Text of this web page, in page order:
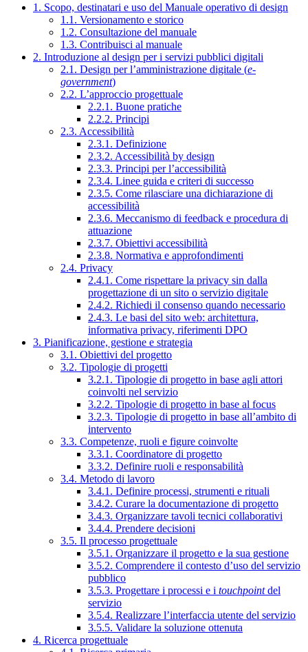
1. Scopo, destinatari e uso del Manuale operativo di design
1.1. Versionamento e storico
1.2. Consultazione del manuale
1.3. Contribuisci al manuale
2. Introduzione al design per i servizi pubblici digitali
2.1. Design per l’amministrazione digitale (e-
government)
2.2. L’approccio progettuale
2.2.1. Buone pratiche
2.2.2. Principi
2.3. Accessibilità
2.3.1. Definizione
2.3.2. Accessibilità by design
2.3.3. Principi per l’accessibilità
2.3.4. Linee guida e criteri di successo
2.3.5. Come rilasciare una dichiarazione di
accessibilità
2.3.6. Meccanismo di feedback e procedura di
attuazione
2.3.7. Obiettivi accessibilità
2.3.8. Normativa e approfondimenti
2.4. Privacy
2.4.1. Come rispettare la privacy sin dalla
progettazione di un sito o servizio digitale
2.4.2. Richiedi il consenso quando necessario
2.4.3. Le basi del sito web: architettura,
informativa privacy, riferimenti DPO
3. Pianificazione, gestione e strategia
3.1. Obiettivi del progetto
3.2. Tipologie di progetti
3.2.1. Tipologie di progetto in base agli attori
coinvolti nel servizio
3.2.2. Tipologie di progetto in base al focus
3.2.3. Tipologie di progetto in base all’ambito di
intervento
3.3. Competenze, ruoli e figure coinvolte
3.3.1. Coordinatore di progetto
3.3.2. Definire ruoli e responsabilità
3.4. Metodo di lavoro
3.4.1. Definire processi, strumenti e rituali
3.4.2. Curare la documentazione di progetto
3.4.3. Organizzare tavoli tecnici collaborativi
3.4.4. Prendere decisioni
3.5. Il processo progettuale
3.5.1. Organizzare il progetto e la sua gestione
3.5.2. Comprendere il contesto d’uso del servizio
pubblico
3.5.3. Progettare i processi e i touchpointdel
servizio
3.5.4. Realizzare l’interfaccia utente del servizio
3.5.5. Validare la soluzione ottenuta
4. Ricerca progettuale